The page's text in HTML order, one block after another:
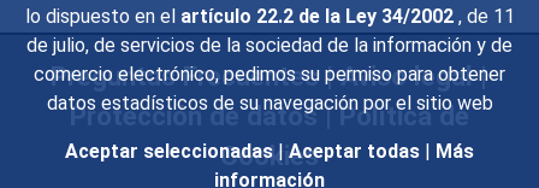
lo dispuesto en el artículo 22.2 de la Ley 34/2002 , de 11
de julio, de servicios de la sociedad de la información y de
comercio electrónico, pedimos su permiso para obtener
datos estadísticos de su navegación por el sitio web
Aceptar seleccionadas | Aceptar todas | Más
información
Preguntas Frecuentes|Aviso legal|
Protección de datos|Política de
Cookies